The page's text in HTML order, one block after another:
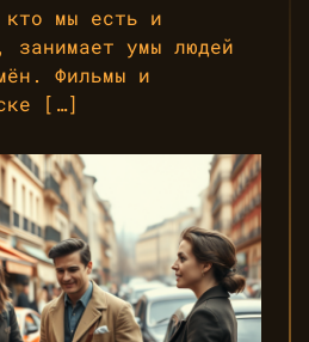
мы есть и
занимает умы людей
Фильмы и
[…]